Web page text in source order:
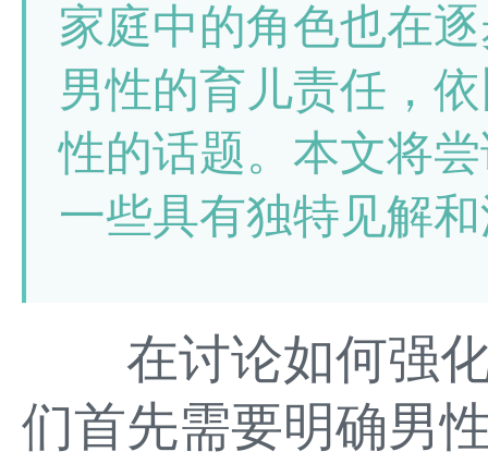
家庭中的角色也在
男性的育儿责任，
性的话题。本文将
一些具有独特见解
在讨论如何强化
们首先需要明确男